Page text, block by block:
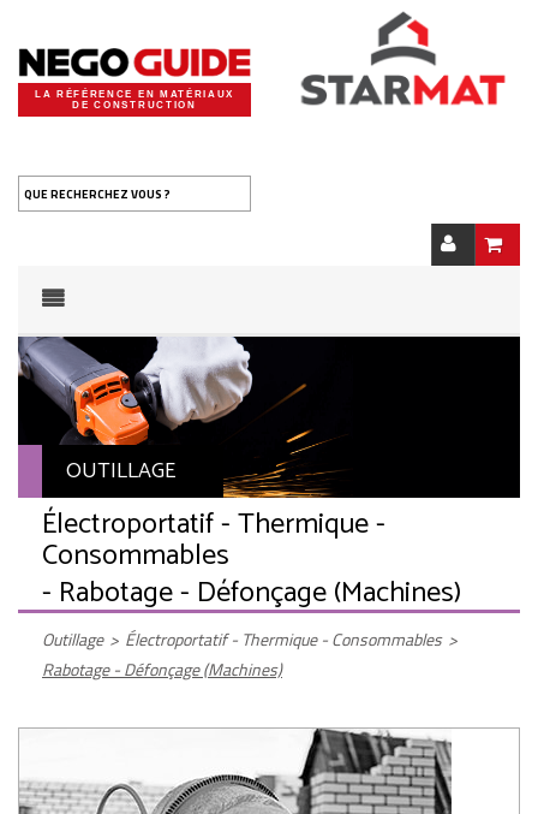
LA RÉFÉRENCE EN MATÉRIAUX
DE CONSTRUCTION
QUE RECHERCHEZ VOUS ?
OUTILLAGE
Électroportatif - Thermique -
Consommables
- Rabotage - Défonçage (Machines)
Outillage > Électroportatif - Thermique - Consommables >
Rabotage - Défonçage (Machines)